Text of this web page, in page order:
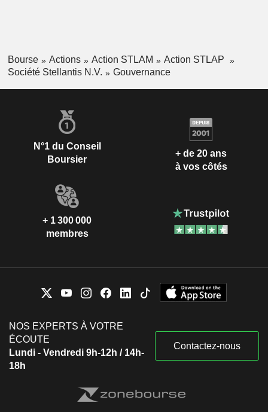
Bourse Actions Action STLAM
Action STLAP
Société Stellantis N.V.
Gouvernance
N°1 du Conseil
Boursier
+ de 20 ans
à vos côtés
+ 1 300 000
membres
NOS EXPERTS À VOTRE
ÉCOUTE
Lundi - Vendredi 9h-12h / 14h-
18h
Contactez-nous